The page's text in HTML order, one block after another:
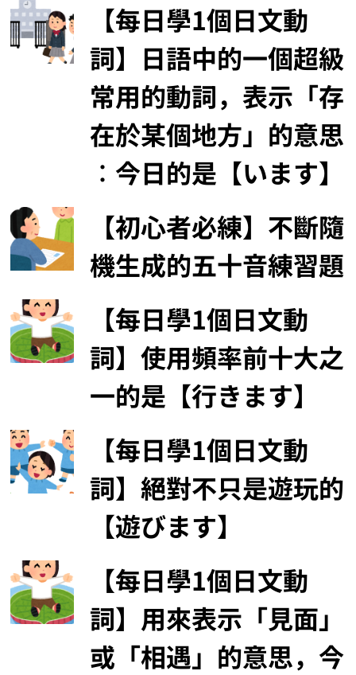
【每日學1個日文動
詞】日語中的一個超級
常用的動詞，表示「存
在於某個地方」的意思
︰今日的是【います】
【初心者必練】不斷隨
機生成的五十音練習題
【每日學1個日文動
詞】使用頻率前十大之
一的是【行きます】
【每日學1個日文動
詞】絕對不只是遊玩的
【遊びます】
【每日學1個日文動
詞】用來表示「見面」
或「相遇」的意思，今